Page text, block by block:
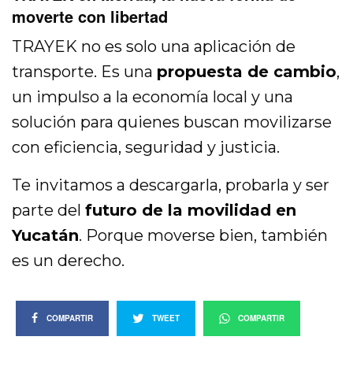
moverte con libertad
TRAYEK no es solo una aplicación de
transporte. Es una propuesta de cambio,
un impulso a la economía local y una
solución para quienes buscan movilizarse
con eficiencia, seguridad y justicia.
Te invitamos a descargarla, probarla y ser
parte delfuturo de la movilidad en
Yucatán. Porque moverse bien, también
es un derecho.
COMPARTIR TWEET COMPARTIR